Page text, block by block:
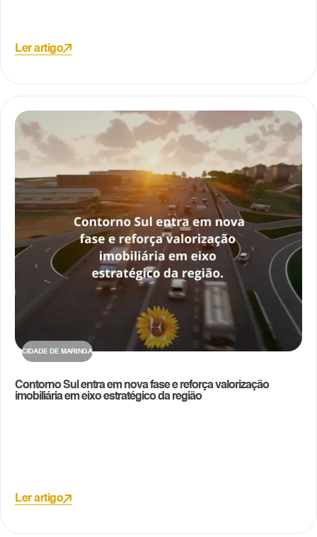
Ler artigo
CIDADE DE MARINGÁ
Contorno Sul entra em nova fase e reforça valorização
imobiliária em eixo estratégico da região
Ler artigo